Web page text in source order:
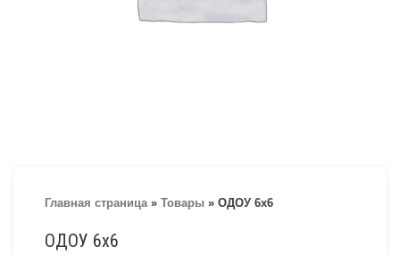
Главная страница» Товары » ОДОУ 6х6
ОДОУ 6х6